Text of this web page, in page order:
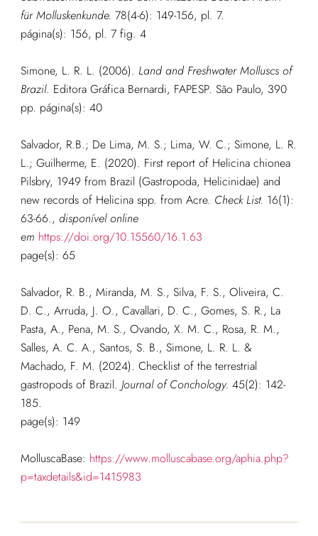
für Molluskenkunde. 78(4-6): 149-156, pl. 7.
página(s): 156, pl. 7 fig. 4
Simone, L. R. L. (2006). Land and Freshwater Molluscs of
Brazil. Editora Gráfica Bernardi, FAPESP. São Paulo, 390
pp. página(s): 40
Salvador, R.B.; De Lima, M. S.; Lima, W. C.; Simone, L. R.
L.; Guilherme, E. (2020). First report of Helicina chionea
Pilsbry, 1949 from Brazil (Gastropoda, Helicinidae) and
new records of Helicina spp. from Acre. Check List. 16(1):
63-66., disponível online
em https://doi.org/10.15560/16.1.63
page(s): 65
Salvador, R. B., Miranda, M. S., Silva, F. S., Oliveira, C.
D. C., Arruda, J. O., Cavallari, D. C., Gomes, S. R., La
Pasta, A., Pena, M. S., Ovando, X. M. C., Rosa, R. M.,
Salles, A. C. A., Santos, S. B., Simone, L. R. L. &
Machado, F. M. (2024). Checklist of the terrestrial
gastropods of Brazil. Journal of Conchology. 45(2): 142-
185.
page(s): 149
MolluscaBase: https://www.molluscabase.org/aphia.php?
p=taxdetails&id=1415983